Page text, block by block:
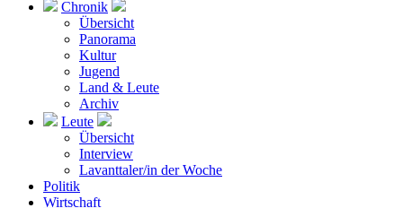
Chronik
Übersicht
Panorama
Kultur
Jugend
Land & Leute
Archiv
Leute
Übersicht
Interview
Lavanttaler/in der Woche
Politik
Wirtschaft